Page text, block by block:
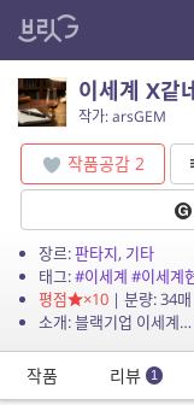
이세계 X같
작가: arsGEM
작품공감 2
장르:판타지, 기타
태그:#이세계 #이세계
평점
×10| 분량: 34매
소개: 블랙기업 이세계
작품 리뷰 1